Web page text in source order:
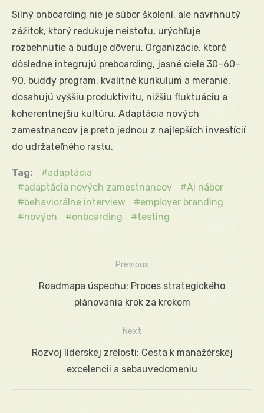
Silný onboarding nie je súbor školení, ale navrhnutý
zážitok, ktorý redukuje neistotu, urýchľuje
rozbehnutie a buduje dôveru. Organizácie, ktoré
dôsledne integrujú preboarding, jasné ciele 30–60–
90, buddy program, kvalitné kurikulum a meranie,
dosahujú vyššiu produktivitu, nižšiu fluktuáciu a
koherentnejšiu kultúru. Adaptácia nových
zamestnancov je preto jednou z najlepších investícií
do udržateľného rastu.
Tag:
adaptácia
adaptácia nových zamestnancov
AI nábor
behaviorálne interview
employer branding
nových
onboarding testing
Navigácia
Previous
PreviousRoadmapa úspechu: Proces strategického
plánovania krok za krokom
Next
NextRozvoj líderskej zrelosti: Cesta k manažérskej
excelencii a sebauvedomeniu